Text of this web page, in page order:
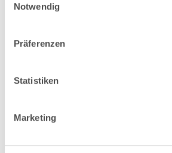
Notwendig
Präferenzen
Statistiken
Marketing
info(at)poolsana.de